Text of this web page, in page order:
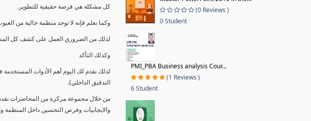
كل مشكلة هي فرصة حقيقية للتطوير.
وكما نعلم فإنه لا توجد منظمة خالية من
لذلك من الضروري العمل على كشف كل
وكذلك التأكد
لذلك نقدم لك اليوم أهم الأدوات
التدقيق الداخلي).
من خلال مجموعة مركزة من المحاضرات نقدم
والايجابيات وفرص التحسين داخل المنظمة
(0 Reviews )
0 Student
PMI_PBA Business analysis Cour...
(1 Reviews )
6 Student